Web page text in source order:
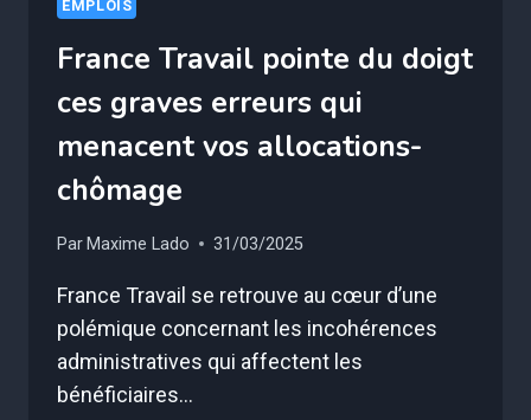
EMPLOIS
France Travail pointe du doigt
ces graves erreurs qui
menacent vos allocations-
chômage
Par Maxime Lado 31/03/2025
France Travail se retrouve au cœur d’une
polémique concernant les incohérences
administratives qui affectent les
bénéficiaires…